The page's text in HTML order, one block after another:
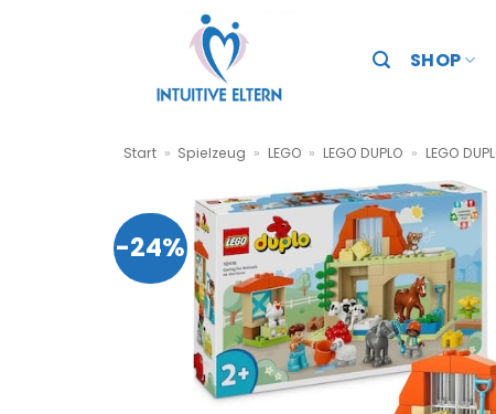
SHOP
Start » Spielzeug » LEGO » LEGO DUPLO » LEGO
-24%